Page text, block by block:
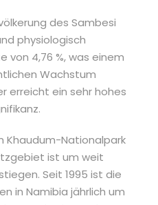
des Sambesi
physiologisch
von 4,76 %, was einem
Wachstum
erreicht ein sehr hohes
Khaudum-Nationalpark
ist um weit
Seit 1995 ist die
in Namibia jährlich um